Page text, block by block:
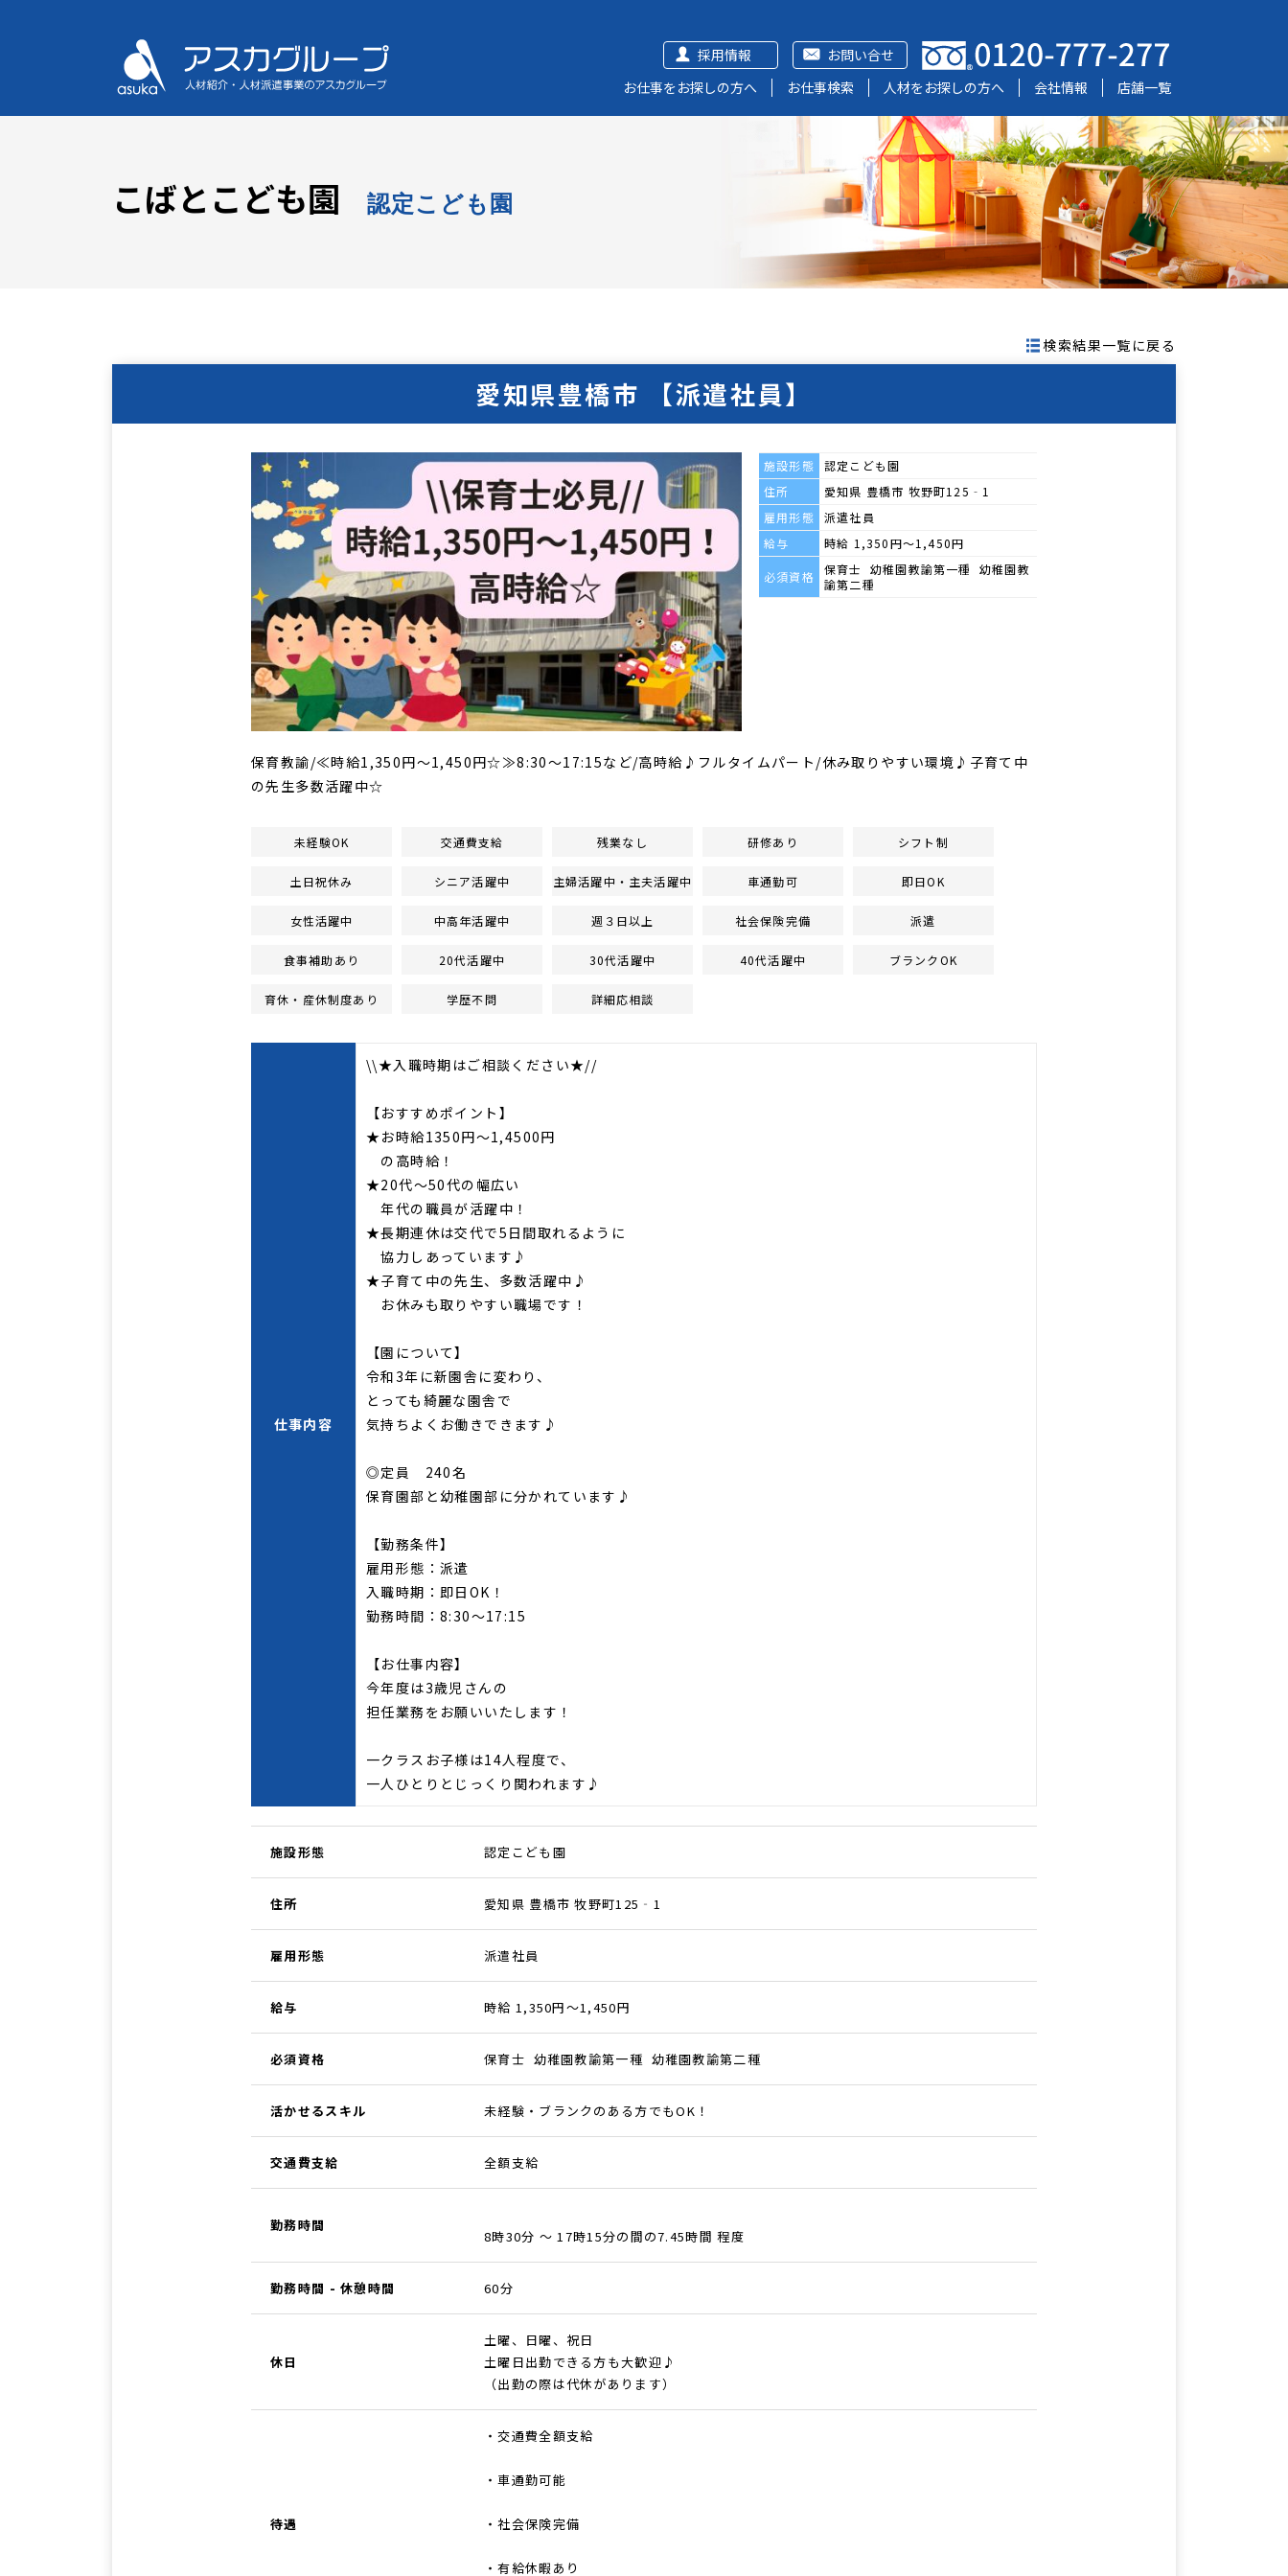
お問い合せ
採用情報
お仕事をお探しの方へ
お仕事検索 人材をお探しの方へ 会社情報 店舗一覧
こばとこども園 認定こども園
検索結果一覧に戻る
愛知県豊橋市 【派遣社員】
施設形態
認定こども園
住所
愛知県 豊橋市 牧野町125‐1
雇用形態
派遣社員
給与
時給 1,350円～1,450円
必須資格
保育士 幼稚園教諭第一種 幼稚園教
諭第二種
保育教諭/≪時給1,350円～1,450円☆≫8:30～17:15など/高時給♪フルタイムパート/休み取りやすい環境♪子育て中
の先生多数活躍中☆
未経験OK 交通費支給 残業なし 研修あり シフト制
土日祝休み シニア活躍中 主婦活躍中・主夫活躍中 車通勤可 即日OK
女性活躍中 中高年活躍中 週３日以上 社会保険完備 派遣
食事補助あり 20代活躍中 30代活躍中 40代活躍中 ブランクOK
育休・産休制度あり 学歴不問 詳細応相談
仕事内容
\\★入職時期はご相談ください★//
【おすすめポイント】
★お時給1350円～1,4500円
の高時給！
★20代～50代の幅広い
年代の職員が活躍中！
★長期連休は交代で5日間取れるように
協力しあっています♪
★子育て中の先生、多数活躍中♪
お休みも取りやすい職場です！
【園について】
令和3年に新園舎に変わり、
とっても綺麗な園舎で
気持ちよくお働きできます♪
◎定員 240名
保育園部と幼稚園部に分かれています♪
【勤務条件】
雇用形態：派遣
入職時期：即日OK！
勤務時間：8:30～17:15
【お仕事内容】
今年度は3歳児さんの
担任業務をお願いいたします！
一クラスお子様は14人程度で、
一人ひとりとじっくり関われます♪
施設形態 認定こども園
住所 愛知県 豊橋市 牧野町125‐1
雇用形態 派遣社員
給与 時給 1,350円～1,450円
必須資格 保育士 幼稚園教諭第一種 幼稚園教諭第二種
活かせるスキル 未経験・ブランクのある方でもOK！
交通費支給 全額支給
勤務時間
8時30分 ～ 17時15分の間の7.45時間 程度
勤務時間 - 休憩時間 60分
休日
土曜、日曜、祝日
土曜日出勤できる方も大歓迎♪
（出勤の際は代休があります）
待遇
・交通費全額支給
・車通勤可能
・社会保険完備
・有給休暇あり